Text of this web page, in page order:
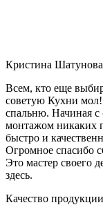
Кристина Шатунова
Всем, кто еще
советую Кухни
спальню. Начиная с
монтажом никаких
быстро и
Огромное спасибо
Это мастер своего
здесь.
Качество продукции